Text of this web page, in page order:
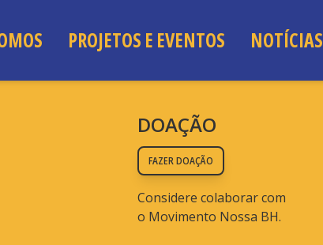
PROJETOS E EVENTOS NOTÍCIAS
DOAÇÃO
FAZER DOAÇÃO
Considere colaborar com
o Movimento Nossa BH.